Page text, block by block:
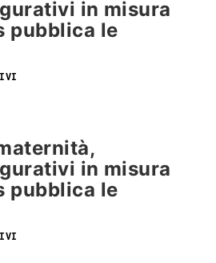
in misura
pubblica le
in misura
pubblica le